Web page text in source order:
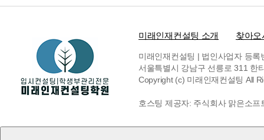
미래인재컨설팅 소개 찾아
미래인재컨설팅 | 법인사업자 등
서울특별시 강남구 선릉로 311 한
Copyright (c) 미래인재컨설팅 All
호스팅 제공자: 주식회사 맑은소